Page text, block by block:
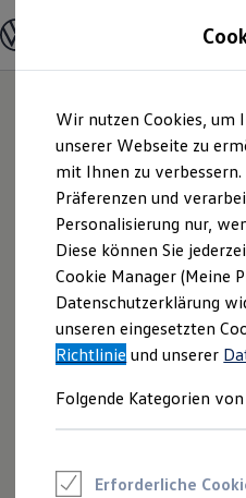
Hauptinhalt
springen
Footer
springen
Modelle und Konfigurator
Modelle vergleichen
Elektroautos
ENERGY
Nutzfahrzeuge
SUV und CUV
Familienautos
Kombis
Kompaktwagen
Sportwagen
Schnell verfügbare
Angebote und Produkte
Aktuelle Angebote
E-Auto-Förderung
Volkswagen
Junge
Wir nutzen Cookies, um
unserer Webseite zu
mit Ihnen zu
Präferenzen und
Personalisierung nur,
Diese können Sie
Cookie Manager (Meine
Datenschutzerklärung
unseren eingesetzten
Richtlinie und unserer
Folgende Kategorien
Erforderliche